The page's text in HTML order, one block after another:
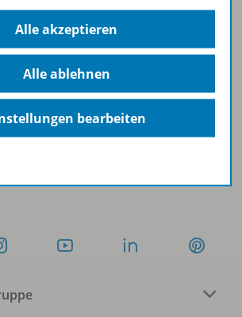
Newsletter anmelden
Social Media
Alle akzeptieren
Alle ablehnen
bearbeiten